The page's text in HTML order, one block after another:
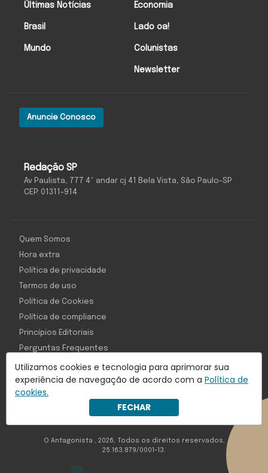
Utilizamos cookies e tecnologia para aprimorar sua
experiência de navegação de acordo com a Política de
cookies.
FECHAR
Redação SP
Av Paulista, 777 4º andar cj 41 Bela Vista, São Paulo-SP
CEP: 01311-914
Anuncie Conosco
Últimas Notícias
Brasil
Mundo
Economia
Lado oa!
Colunistas
Newsletter
Com inteligência e tecnologia:
Object1ve - Marketing Solution
Quem Somos
Hora extra
Política de privacidade
Termos de uso
Política de Cookies
Política de compliance
Princípios Editoriais
Perguntas Frequentes
O Antagonista , 2026, Todos os direitos reservados,
25.163.879/0001-13.